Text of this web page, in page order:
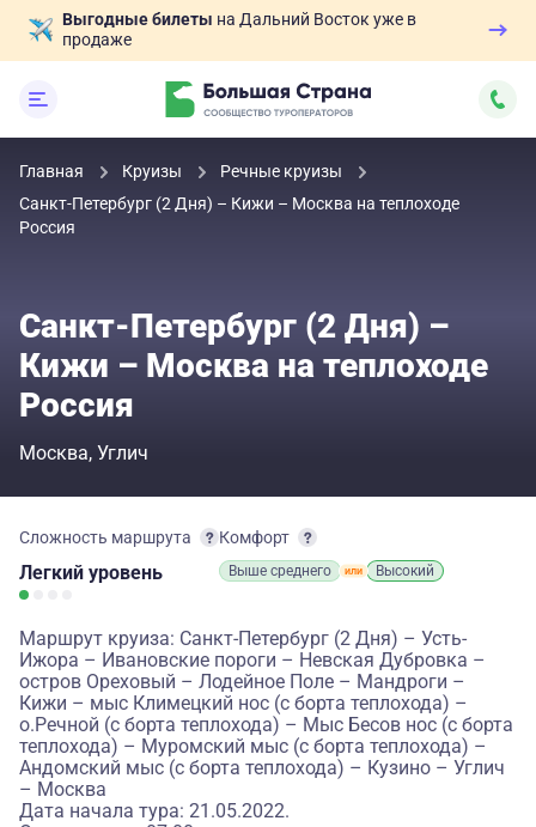
Выгодные билеты на Дальний Восток уже в
продаже
Главная Круизы
Речные круизы
Санкт-Петербург (2 Дня) – Кижи – Москва на теплоходе
Россия
Санкт-Петербург (2 Дня) –
Кижи – Москва на теплоходе
Россия
Москва Углич
Сложность маршрута
Легкий уровень
Комфорт
Выше среднего Высокий
Маршрут круиза: Санкт-Петербург (2 Дня) – Усть-
Ижора – Ивановские пороги – Невская Дубровка –
остров Ореховый – Лодейное Поле – Мандроги –
Кижи – мыс Климецкий нос (с борта теплохода) –
о.Речной (с борта теплохода) – Мыс Бесов нос (с борта
теплохода) – Муромский мыс (с борта теплохода) –
Андомский мыс (с борта теплохода) – Кузино – Углич
– Москва
Дата начала тура: 21.05.2022.